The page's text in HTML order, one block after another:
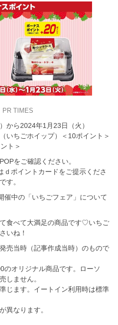
PR TIMES
から2024年1月23日（火）
いちごホイップ）＜10ポイント＞
ト＞
をご確認ください。
ポイントカードをご提示くださ
す。
催中の「いちごフェア」について
食べて大満足の商品です♡いちご
いね！
売当時（記事作成当時）のもので
オリジナル商品です。ローソ
しません。
じます。イートイン利用時は標準
異なります。